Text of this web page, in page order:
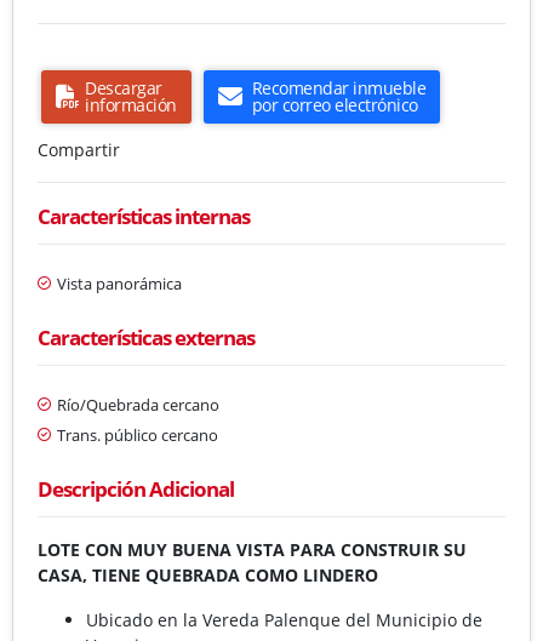
Descargar
información
Recomendar inmueble
por correo electrónico
Compartir
Características internas
Vista panorámica
Características externas
Río/Quebrada cercano
Trans. público cercano
Descripción Adicional
LOTE CON MUY BUENA VISTA PARA CONSTRUIR SU
CASA, TIENE QUEBRADA COMO LINDERO
Ubicado en la Vereda Palenque del Municipio de